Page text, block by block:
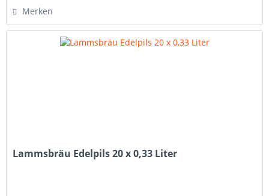
Merken
Lammsbräu Edelpils 20 x 0,33 Liter